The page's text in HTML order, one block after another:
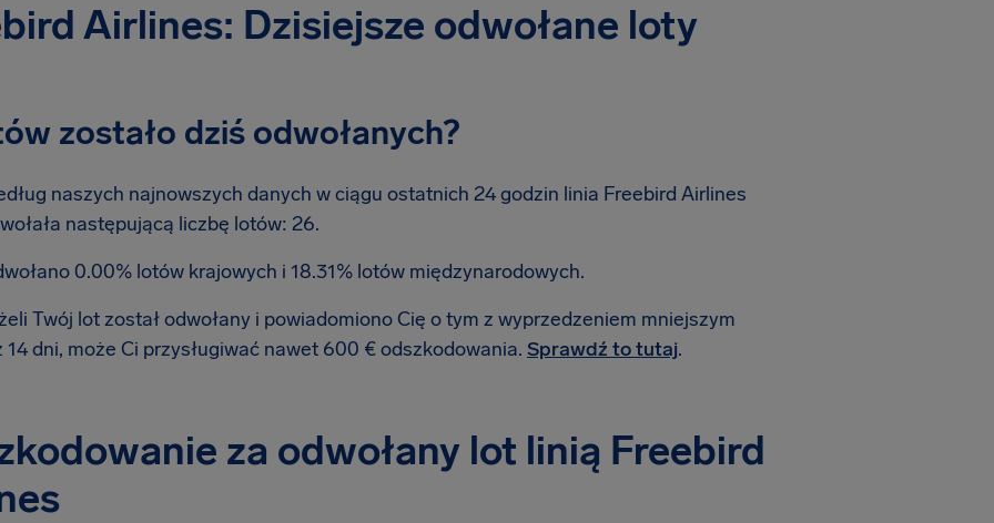
Airlines: Dzisiejsze odwołane loty
zostało dziś odwołanych?
naszych najnowszych danych w ciągu ostatnich 24 godzin linia Freebird Airlines
następującą liczbę lotów: 26.
0.00% lotów krajowych i 18.31% lotów międzynarodowych.
Twój lot został odwołany i powiadomiono Cię o tym z wyprzedzeniem mniejszym
14 dni, może Ci przysługiwać nawet 600 € odszkodowania. Sprawdź to tutaj.
za odwołany lot linią Freebird